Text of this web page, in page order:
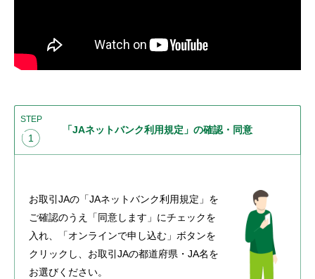
STEP
1
「JAネットバンク利用規定」の確認・同意
お取引JAの「JAネットバンク利用規定」を
ご確認のうえ「同意します」にチェックを
入れ、「オンラインで申し込む」ボタンを
クリックし、お取引JAの都道府県・JA名を
お選びください。